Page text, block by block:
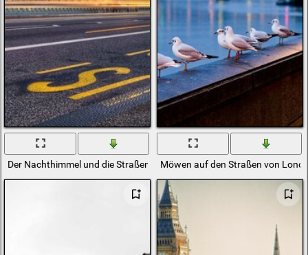
Der Nachthimmel und die Straßen von LondonMöwen auf den Straßen von